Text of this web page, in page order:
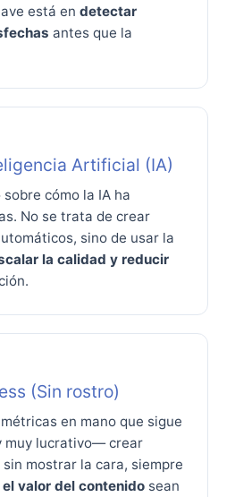
está en detectar
antes que la
Artificial (IA)
cómo la IA ha
No se trata de crear
sino de usar la
la calidad y reducir
(Sin rostro)
en mano que sigue
muy lucrativo— crear
mostrar la cara, siempre
valor del contenido sean